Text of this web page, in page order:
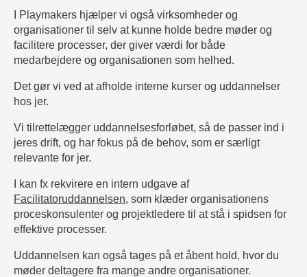
I Playmakers hjælper vi også virksomheder og
organisationer til selv at kunne holde bedre møder og
facilitere processer, der giver værdi for både
medarbejdere og organisationen som helhed.
Det gør vi ved at afholde interne kurser og uddannelser
hos jer.
Vi tilrettelægger uddannelsesforløbet, så de passer ind i
jeres drift, og har fokus på de behov, som er særligt
relevante for jer.
I kan fx rekvirere en intern udgave af
Facilitatoruddannelsen, som klæder organisationens
proceskonsulenter og projektledere til at stå i spidsen for
effektive processer.
Uddannelsen kan også tages på et åbent hold, hvor du
møder deltagere fra mange andre organisationer.